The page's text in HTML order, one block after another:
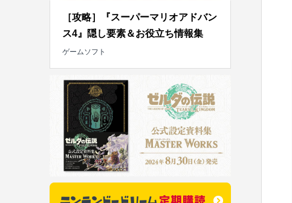
［攻略］『スーパーマリオアドバン
ス4』隠し要素＆お役立ち情報集
ゲームソフト